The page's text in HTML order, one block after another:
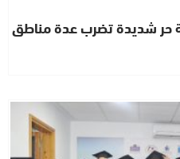
حر شديدة تضرب عدة مناطق